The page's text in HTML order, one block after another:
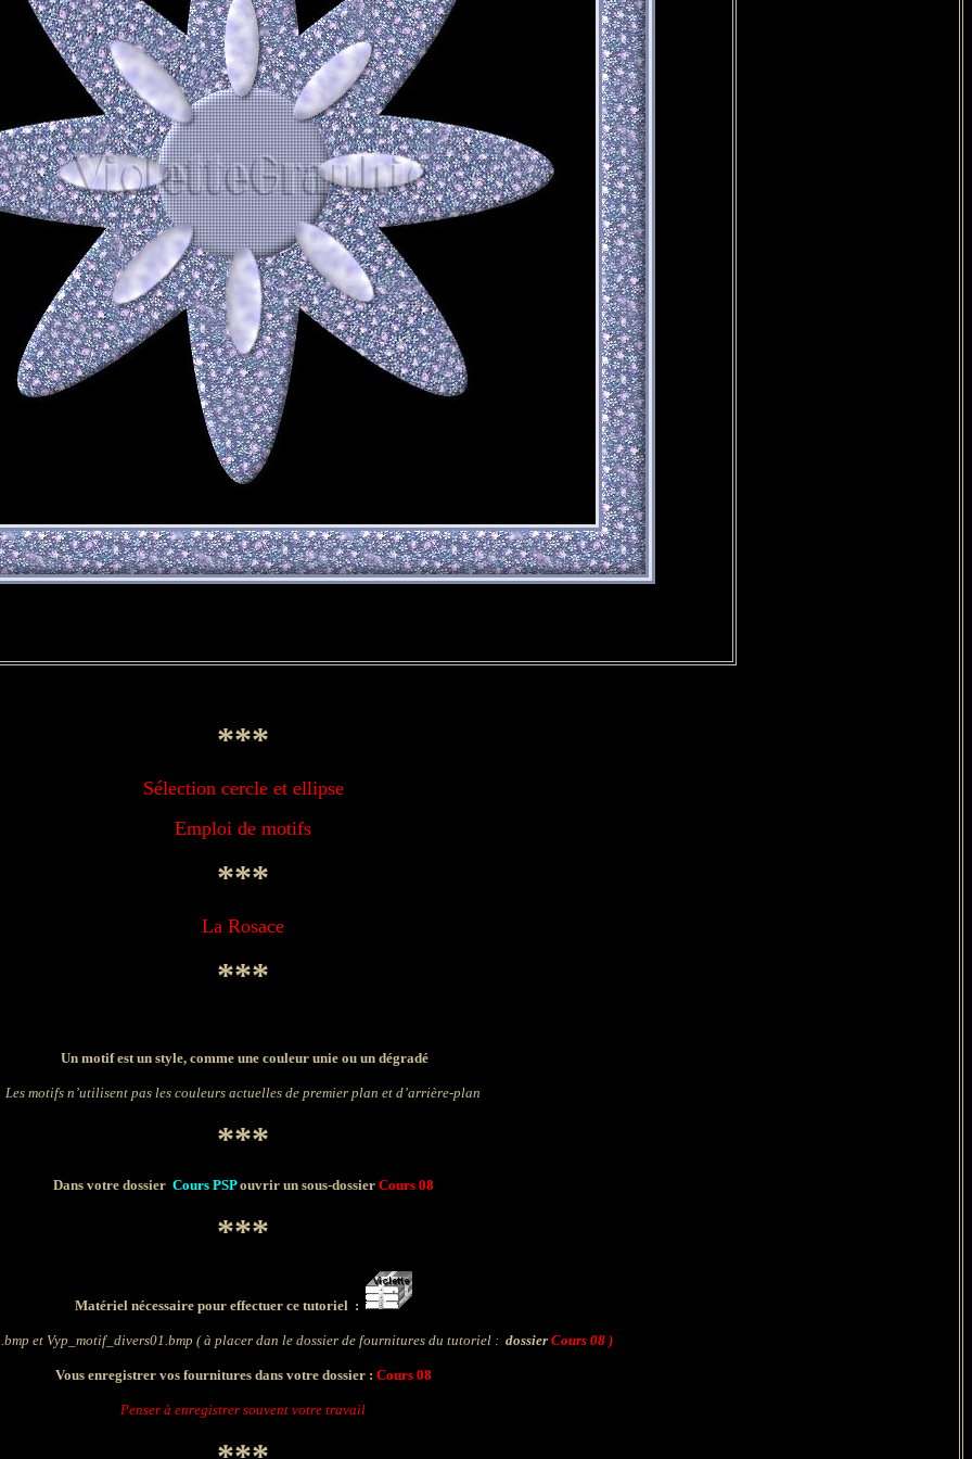
***
Sélection cercle et ellipse
Emploi de motifs
***
La Rosace
***
Un motif est un style, comme une couleur unie ou un dégradé
Les motifs n’utilisent pas les couleurs actuelles de premier plan et d’arrière-plan
***
Dans votre dossier Cours PSPouvrir un sous-dossier Cours 08
***
Matériel nécessaire pour effectuer ce tutoriel :
et Vyp_motif_divers01.bmp ( à placer dan le dossier de fournitures du tutoriel : dossier Cours 08 )
Vous enregistrer vos fournitures dans votre dossier : Cours 08
Penser à enregistrer souvent votre travail